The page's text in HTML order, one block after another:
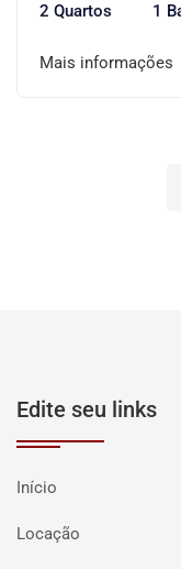
2 Quartos 1
Mais informações
Edite seu links
Início
Locação